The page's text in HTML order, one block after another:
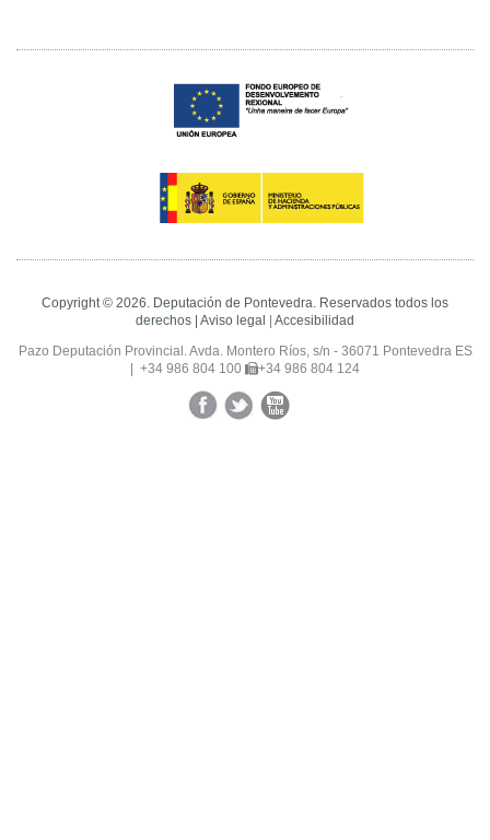
Copyright © 2026. Deputación de Pontevedra. Reservados todos los
derechos | Aviso legal | Accesibilidad
Pazo Deputación Provincial. Avda. Montero Ríos, s/n - 36071 Pontevedra ES
| +34 986 804 100
+34 986 804 124
FacebookTwitterYouTube